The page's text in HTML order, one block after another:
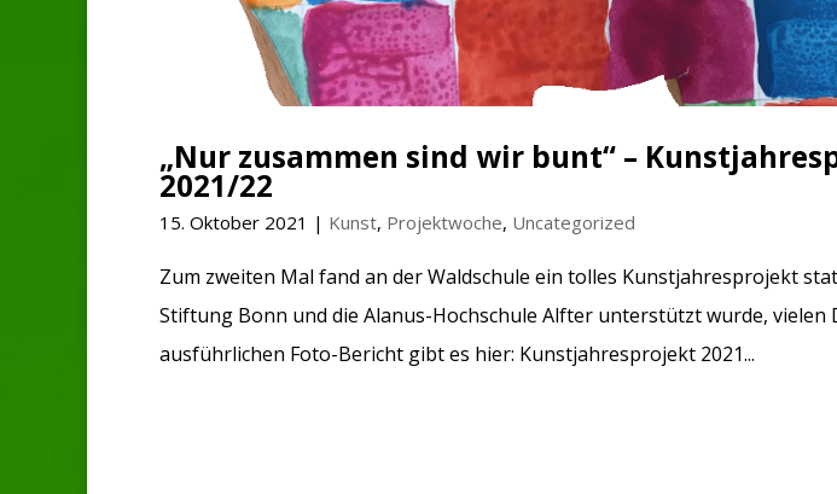
„Nur zusammen sind wir bunt“ –
2021/22
15. Oktober 2021 | Kunst, Projektwoche, Uncategorized
Zum zweiten Mal fand an der Waldschule ein tolles Kunstjahresprojekt
Stiftung Bonn und die Alanus-Hochschule Alfter unterstützt wurde, vielen
ausführlichen Foto-Bericht gibt es hier: Kunstjahresprojekt 2021...